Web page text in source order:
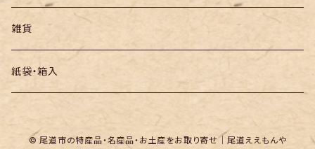
雑貨
紙袋・箱入
© 尾道市の特産品・名産品・お土産をお取り寄せ｜尾道ええもんや